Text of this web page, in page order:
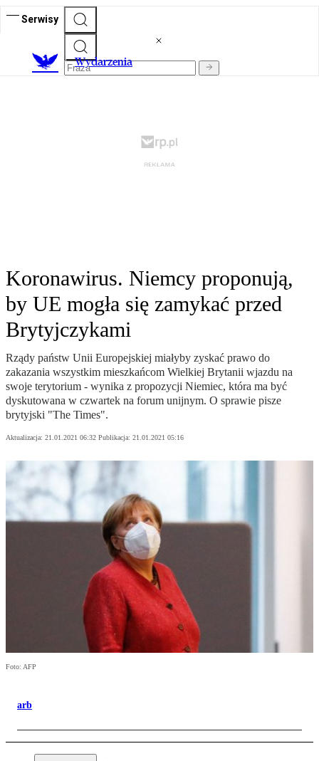
Serwisy
Wydarzenia
Koronawirus. Niemcy proponują,
by UE mogła się zamykać przed
Brytyjczykami
Rządy państw Unii Europejskiej miałyby zyskać prawo do
zakazania wszystkim mieszkańcom Wielkiej Brytanii wjazdu na
swoje terytorium - wynika z propozycji Niemiec, która ma być
dyskutowana w czwartek na forum unijnym. O sprawie pisze
brytyjski "The Times".
Aktualizacja: 21.01.2021 06:32 Publikacja: 21.01.2021 05:16
Foto: AFP
arb